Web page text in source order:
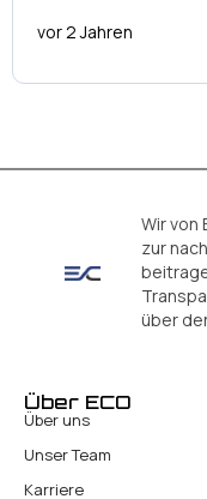
vor 2 Jahren
Wir von
zur
über
Über ECO
Über uns
Unser Team
Karriere